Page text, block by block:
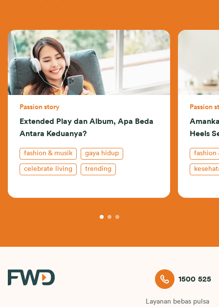
Passion story
Extended Play dan Album, Apa Beda
Antara Keduanya?
fashion & musik gaya hidup
celebrate living trending
Passion
Heels
fashion
1500 525
Layanan bebas pulsa